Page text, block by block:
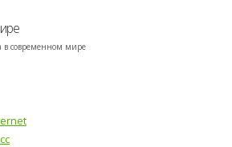
в современном мире